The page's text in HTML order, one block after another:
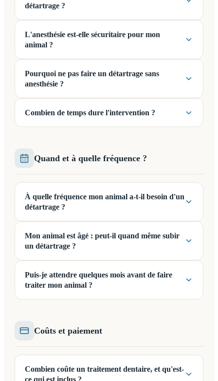
détartrage ?
L'anesthésie est-elle sécuritaire pour mon
animal ?
Pourquoi ne pas faire un détartrage sans
anesthésie ?
Combien de temps dure l'intervention ?
Quand et à quelle fréquence ?
À quelle fréquence mon animal a-t-il besoin d'un
détartrage ?
Mon animal est âgé : peut-il quand même subir
un détartrage ?
Puis-je attendre quelques mois avant de faire
traiter mon animal ?
Coûts et paiement
Combien coûte un traitement dentaire, et qu'est-
ce qui est inclus ?